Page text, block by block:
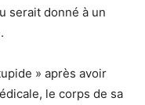
serait donné à un
» après avoir
le corps de sa